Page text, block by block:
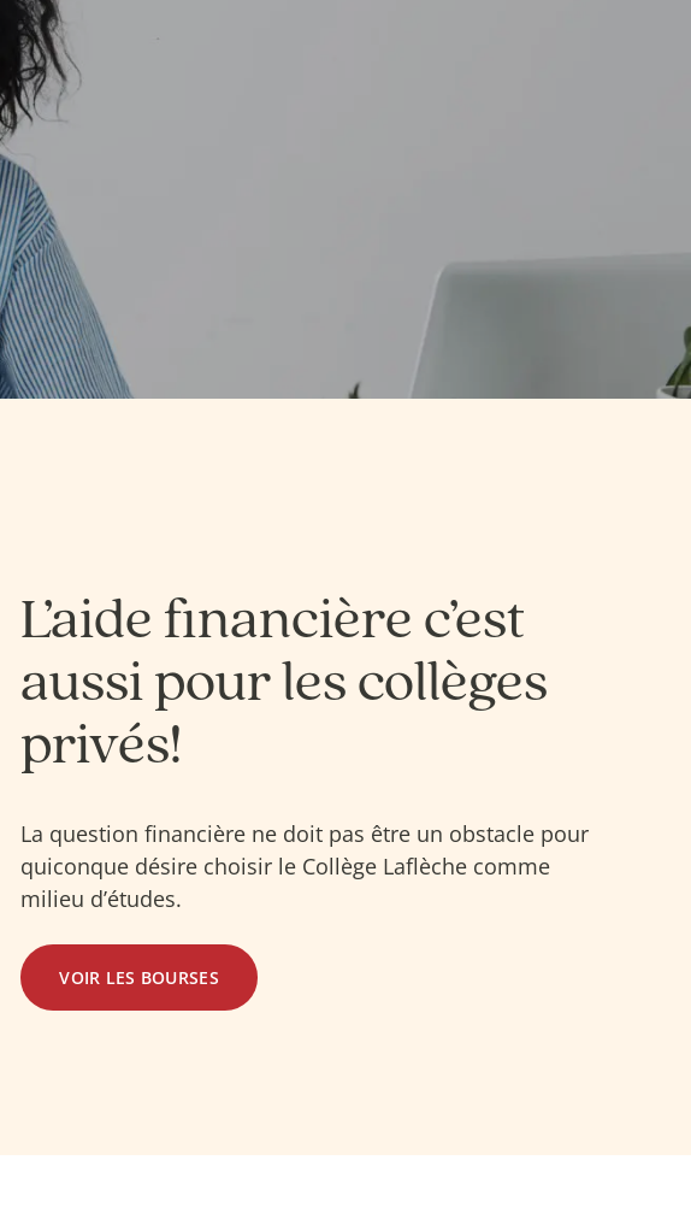
SCIENCES, LETTRES ET ARTS
SCIENCES HUMAINES – MONDE
SCIENCES HUMAINES –
ADMINISTRATION BILINGUE
SCIENCES, LETTRES ET ARTS
SCIENCES HUMAINES – MONDE
SCIENCES HUMAINES –
ADMINISTRATION BILINGUE
L’aide financière c’est
aussi pour les collèges
privés!
La question financière ne doit pas être un obstacle pour
quiconque désire choisir le Collège Laflèche comme
milieu d’études.
VOIR LES BOURSES